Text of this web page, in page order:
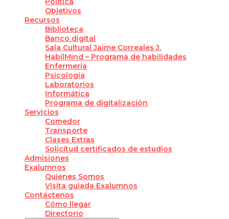
Objetivos
Recursos
Biblioteca
Banco digital
Sala Cultural Jaime Correales J.
HabilMind – Programa de habilidades
Enfermería
Psicología
Laboratorios
Informática
Programa de digitalización
Servicios
Comedor
Transporte
Clases Extras
Solicitud certificados de estudios
Admisiones
Exalumnos
Quienes Somos
Visita guiada Exalumnos
Contáctenos
Cómo llegar
Directorio